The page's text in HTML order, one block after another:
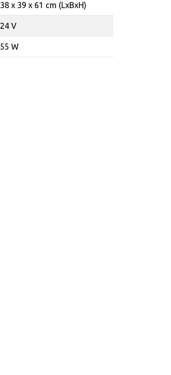
38 x 39 x 61 cm (LxBxH)
24 V
55 W